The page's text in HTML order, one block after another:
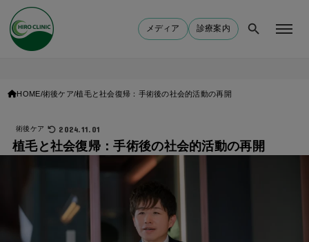
メディア 診療案内
HOME 術後ケア 植毛と社会復帰：手術後の社会的活動の再開
術後ケア 2024.11.01
植毛と社会復帰：手術後の社会的活動の再開